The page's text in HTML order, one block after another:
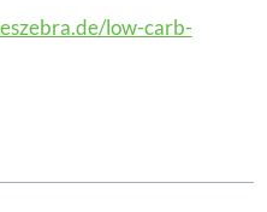
low-carb-